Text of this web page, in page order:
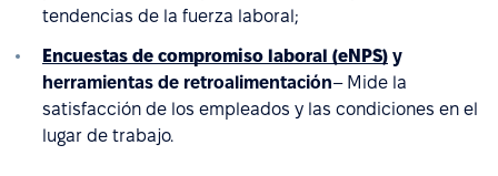
tendencias de la fuerza laboral;
Encuestas de compromiso laboral (eNPS) y
herramientas de retroalimentación– Mide la
satisfacción de los empleados y las condiciones en el
lugar de trabajo.